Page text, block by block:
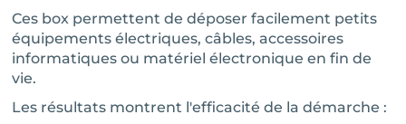
Ces box permettent de déposer facilement petits
équipements électriques, câbles, accessoires
informatiques ou matériel électronique en fin de
vie.
Les résultats montrent l'efficacité de la démarche :